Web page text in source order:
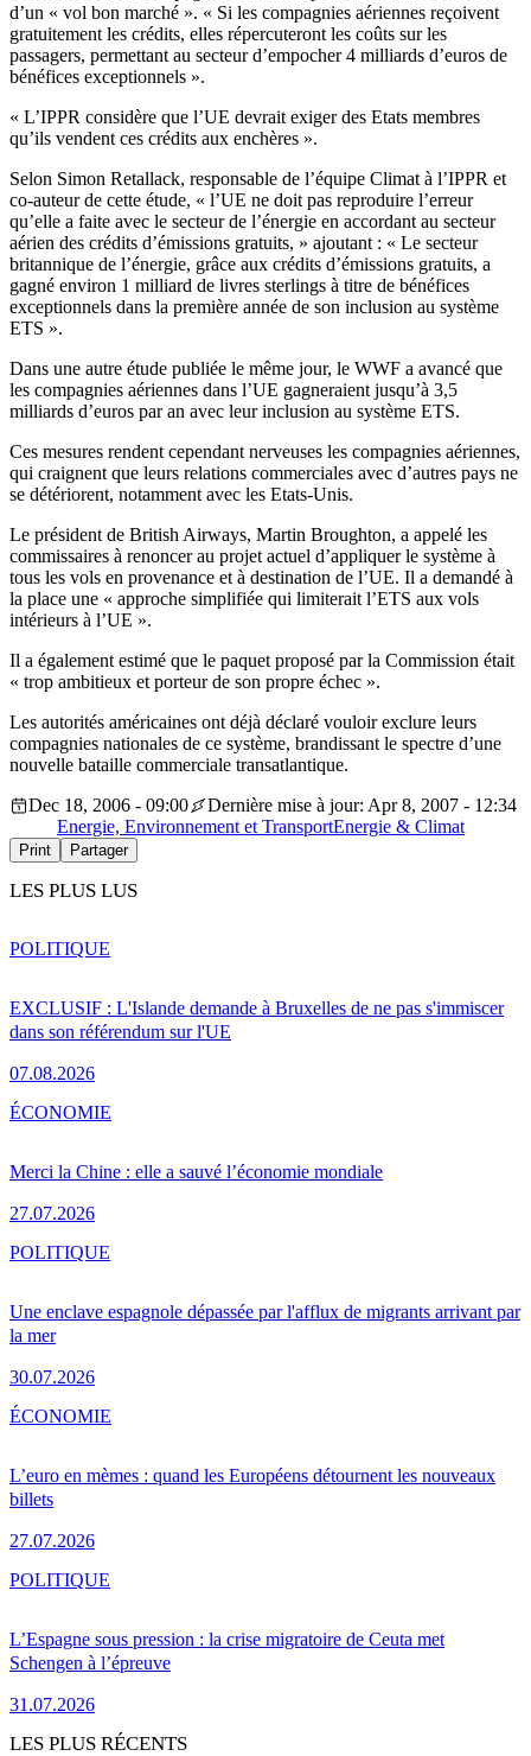
d’un « vol bon marché ». « Si les compagnies aériennes reçoivent
gratuitement les crédits, elles répercuteront les coûts sur les
passagers, permettant au secteur d’empocher 4 milliards d’euros de
bénéfices exceptionnels ».
« L’IPPR considère que l’UE devrait exiger des Etats membres
qu’ils vendent ces crédits aux enchères ».
Selon Simon Retallack, responsable de l’équipe Climat à l’IPPR et
co-auteur de cette étude, « l’UE ne doit pas reproduire l’erreur
qu’elle a faite avec le secteur de l’énergie en accordant au secteur
aérien des crédits d’émissions gratuits, » ajoutant : « Le secteur
britannique de l’énergie, grâce aux crédits d’émissions gratuits, a
gagné environ 1 milliard de livres sterlings à titre de bénéfices
exceptionnels dans la première année de son inclusion au système
ETS ».
Dans une autre étude publiée le même jour, le WWF a avancé que
les compagnies aériennes dans l’UE gagneraient jusqu’à 3,5
milliards d’euros par an avec leur inclusion au système ETS.
Ces mesures rendent cependant nerveuses les compagnies aériennes,
qui craignent que leurs relations commerciales avec d’autres pays ne
se détériorent, notamment avec les Etats-Unis.
Le président de British Airways, Martin Broughton, a appelé les
commissaires à renoncer au projet actuel d’appliquer le système à
tous les vols en provenance et à destination de l’UE. Il a demandé à
la place une « approche simplifiée qui limiterait l’ETS aux vols
intérieurs à l’UE ».
Il a également estimé que le paquet proposé par la Commission était
« trop ambitieux et porteur de son propre échec ».
Les autorités américaines ont déjà déclaré vouloir exclure leurs
compagnies nationales de ce système, brandissant le spectre d’une
nouvelle bataille commerciale transatlantique.
Dec 18, 2006 - 09:00
Dernière mise à jour: Apr 8, 2007 - 12:34
Energie, Environnement et TransportEnergie & Climat
Print Partager
LES PLUS LUS
EXCLUSIF : L'Islande demande à Bruxelles de ne pas s'immiscer
dans son référendum sur l'UE
07.08.2026
POLITIQUE
Merci la Chine : elle a sauvé l’économie mondiale
27.07.2026
ÉCONOMIE
Une enclave espagnole dépassée par l'afflux de migrants arrivant par
la mer
30.07.2026
POLITIQUE
L’euro en mèmes : quand les Européens détournent les nouveaux
billets
27.07.2026
ÉCONOMIE
L’Espagne sous pression : la crise migratoire de Ceuta met
Schengen à l’épreuve
31.07.2026
POLITIQUE
LES PLUS RÉCENTS